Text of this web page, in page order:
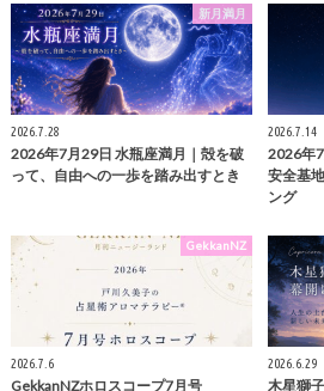
新月満月
2026.7.28
2026年7月29日 水瓶座満月｜殻を破
って、自由への一歩を踏み出すとき
2026.7.14
2026年
安全基
ング
GekkanNZ
2026.7.6
GekkanNZホロスコープ7月号
2026.6.29
木星獅